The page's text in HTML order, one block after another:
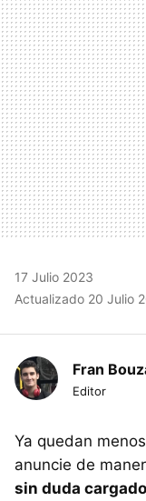
17 Julio 2023
Actualizado 20 Julio
Fran
Editor
Ya quedan
anuncie de
sin duda